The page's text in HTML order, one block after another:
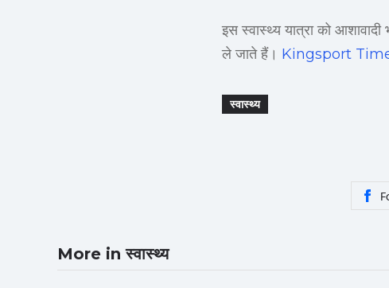
इस स्वास्थ्य यात्रा को
ले जाते हैं। Kingsport
स्वास्थ्य
More in स्वास्थ्य